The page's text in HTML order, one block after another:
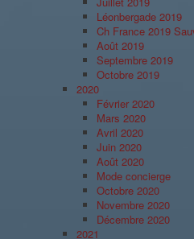
Léonbergade 2019
Ch France 2019
Août 2019
Septembre 2019
Octobre 2019
2020
Février 2020
Mars 2020
Avril 2020
Juin 2020
Août 2020
Mode concierge
Octobre 2020
Novembre 2020
Décembre 2020
2021